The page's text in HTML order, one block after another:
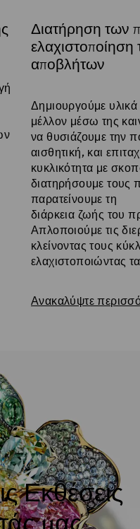
Διατήρηση των
ελαχιστοποίηση
αποβλήτων
Δημιουργούμε υλικά
μέλλον μέσω της
να θυσιάζουμε την
αισθητική, και
κυκλικότητα με
διατηρήσουμε τους
παρατείνουμε τη
διάρκεια ζωής του
Απλοποιούμε τις
κλείνοντας τους
ελαχιστοποιώντας
Ανακαλύψτε
Εκθέσεις